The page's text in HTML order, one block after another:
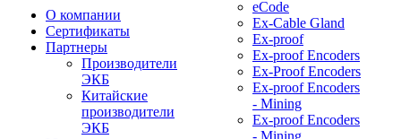
О компании
Сертификаты
Партнеры
Производители
ЭКБ
Китайские
производители
ЭКБ
eCode
Ex-Cable Gland
Ex-proof
Ex-proof Encoders
Ex-Proof Encoders
Ex-proof Encoders
- Mining
Ex-proof Encoders
- Mining